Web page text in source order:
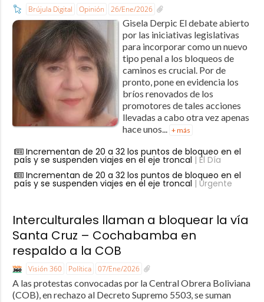
Brújula Digital Opinión 26/Ene/2026
Gisela Derpic El debate abierto
por las iniciativas legislativas
para incorporar como un nuevo
tipo penal a los bloqueos de
caminos es crucial. Por de
pronto, pone en evidencia los
bríos renovados de los
promotores de tales acciones
llevadas a cabo otra vez apenas
hace unos... + más
Incrementan de 20 a 32 los puntos de bloqueo en el
país y se suspenden viajes en el eje troncal | El Día
Incrementan de 20 a 32 los puntos de bloqueo en el
país y se suspenden viajes en el eje troncal | Urgente
Interculturales llaman a bloquear la vía
Santa Cruz – Cochabamba en
respaldo a la COB
Visión 360 Política 07/Ene/2026
A las protestas convocadas por la Central Obrera Boliviana
(COB), en rechazo al Decreto Supremo 5503, se suman